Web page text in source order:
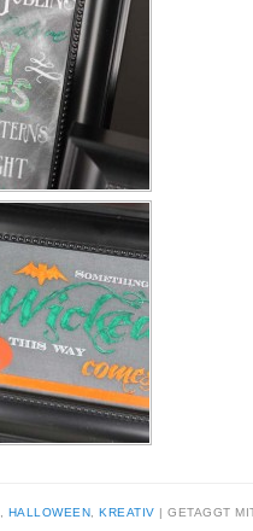
, HALLOWEEN,KREATIV |GETAGGT